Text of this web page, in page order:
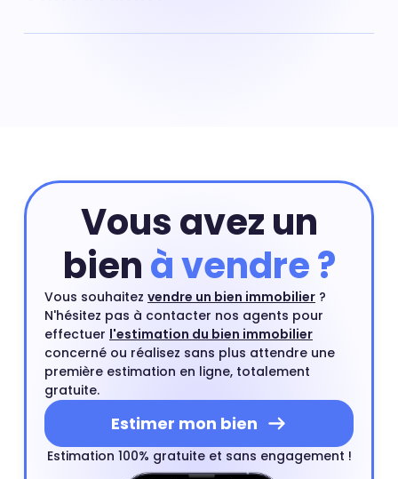
Vous avez un
bienà vendre ?
Vous souhaitez vendre un bien immobilier ?
N'hésitez pas à contacter nos agents pour
effectuer l'estimation du bien immobilier
concerné ou réalisez sans plus attendre une
première estimation en ligne, totalement
gratuite.
Estimer mon bien
Estimation 100% gratuite et sans engagement !